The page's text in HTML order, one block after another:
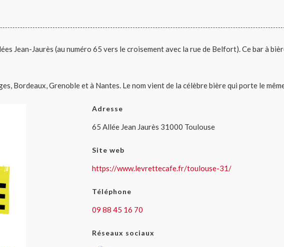
Jean-Jaurès (au numéro 65 vers le croisement avec la rue de Belfort). Ce bar à
Bordeaux, Grenoble et à Nantes. Le nom vient de la célèbre bière qui porte le
Adresse
65 Allée Jean Jaurès 31000 Toulouse
Site web
https://www.levrettecafe.fr/toulouse-31/
Téléphone
09 88 45 16 70
Réseaux sociaux